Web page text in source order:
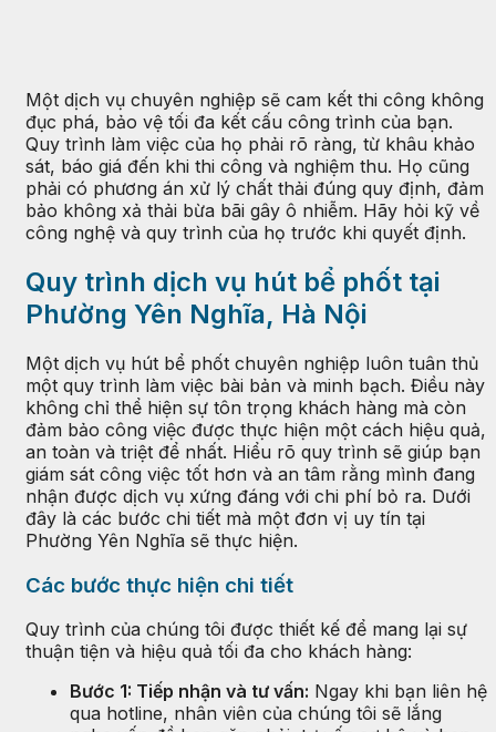
Một dịch vụ chuyên nghiệp sẽ cam kết thi công không
đục phá, bảo vệ tối đa kết cấu công trình của bạn.
Quy trình làm việc của họ phải rõ ràng, từ khâu khảo
sát, báo giá đến khi thi công và nghiệm thu. Họ cũng
phải có phương án xử lý chất thải đúng quy định, đảm
bảo không xả thải bừa bãi gây ô nhiễm. Hãy hỏi kỹ về
công nghệ và quy trình của họ trước khi quyết định.
Quy trình dịch vụ hút bể phốt tại
Phường Yên Nghĩa, Hà Nội
Một dịch vụ hút bể phốt chuyên nghiệp luôn tuân thủ
một quy trình làm việc bài bản và minh bạch. Điều này
không chỉ thể hiện sự tôn trọng khách hàng mà còn
đảm bảo công việc được thực hiện một cách hiệu quả,
an toàn và triệt để nhất. Hiểu rõ quy trình sẽ giúp bạn
giám sát công việc tốt hơn và an tâm rằng mình đang
nhận được dịch vụ xứng đáng với chi phí bỏ ra. Dưới
đây là các bước chi tiết mà một đơn vị uy tín tại
Phường Yên Nghĩa sẽ thực hiện.
Các bước thực hiện chi tiết
Quy trình của chúng tôi được thiết kế để mang lại sự
thuận tiện và hiệu quả tối đa cho khách hàng:
Bước 1: Tiếp nhận và tư vấn: Ngay khi bạn liên hệ
qua hotline, nhân viên của chúng tôi sẽ lắng